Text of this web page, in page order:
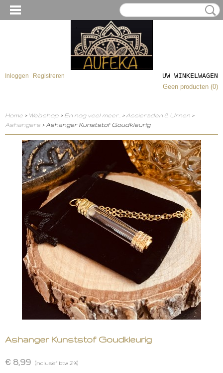
Inloggen Registreren
UW WINKELWAGEN
Geen producten (0)
Home > Webshop > En nog veel meer.. > Assieraden & Urnen >
Ashangers > Ashanger Kunststof Goudkleurig
Ashanger Kunststof Goudkleurig
€ 8,99 (inclusief btw 21%)